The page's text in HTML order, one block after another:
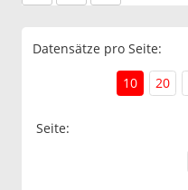
Datensätze pro Seite:
10
20
Seite: